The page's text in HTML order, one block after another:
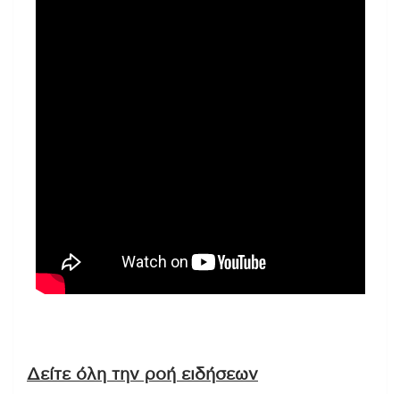
Δείτε όλη την ροή ειδήσεων